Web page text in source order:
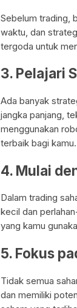
Sebelum trading,
waktu, dan
tergoda untuk
3. Pelajari
Ada banyak
jangka panjang,
menggunakan
terbaik bagi kamu.
4. Mulai
Dalam trading
kecil dan
yang kamu
5. Fokus
Tidak semua
dan memiliki